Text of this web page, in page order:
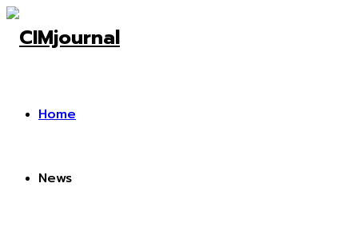
Home
News